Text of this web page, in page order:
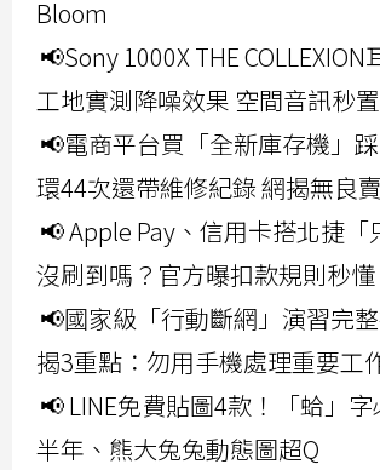
Bloom
📢Sony 1000X THE COLLEXION
工地實測降噪效果 空間音訊秒
📢電商平台買「全新庫存機」
環44次還帶維修紀錄 網揭無良
📢 Apple Pay、信用卡搭北捷「
沒刷到嗎？官方曝扣款規則秒懂
📢國家級「行動斷網」演習完
揭3重點：勿用手機處理重要工
📢 LINE免費貼圖4款！「蛤」
半年、熊大兔兔動態圖超Q